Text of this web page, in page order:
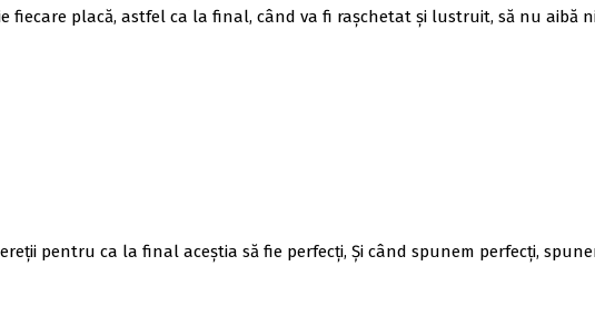
fiecare placă, astfel ca la final, când va fi rașchetat și lustruit, să nu aibă
pentru ca la final aceștia să fie perfecți, Și când spunem perfecți,